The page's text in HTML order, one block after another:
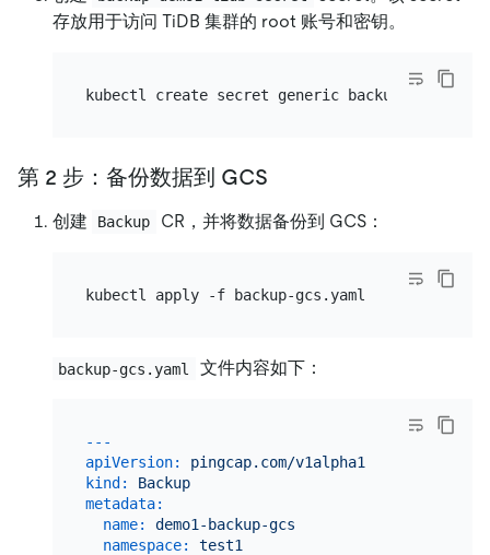
存放用于访问 TiDB 集群的 root 账号和密钥。
kubectl create secret generic backup-demo1-
第 2 步：备份数据到 GCS
创建 Backup CR，并将数据备份到 GCS：
backup-gcs.yaml 文件内容如下：
---
apiVersion:
pingcap.com/v1alpha1
kind:
Backup
metadata:
name:
demo1-backup-gcs
namespace:
test1